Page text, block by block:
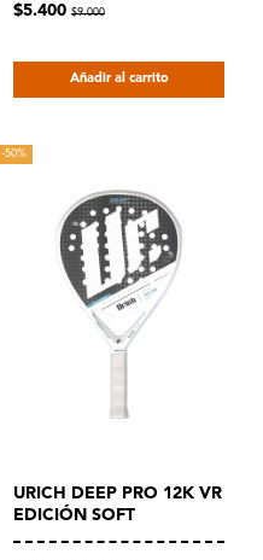
$5.400 $9.000
Añadir al carrito
-50%
URICH DEEP PRO 12K VR
EDICIÓN SOFT